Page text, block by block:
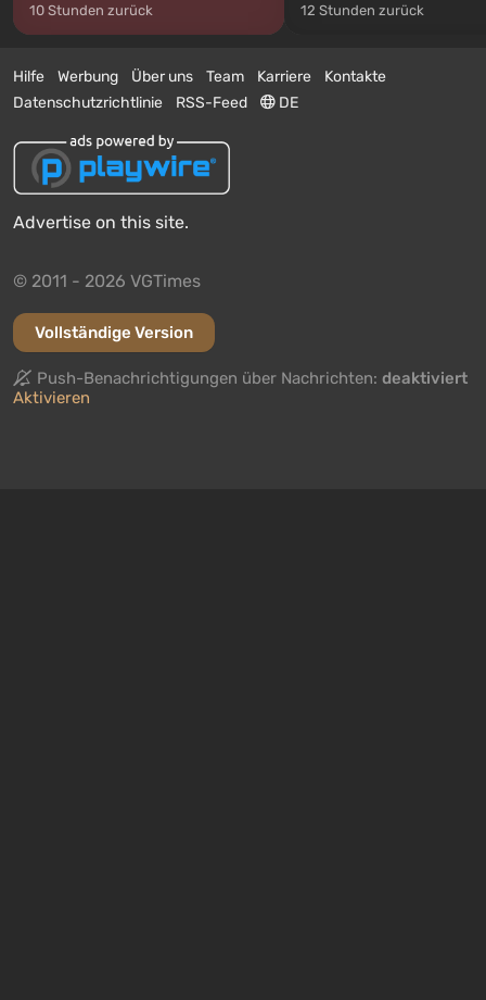
10 Stunden zurück 12 Stunden zurück
Hilfe Werbung Über uns Team Karriere
Kontakte
Datenschutzrichtlinie
RSS-Feed DE
Advertise on this site.
© 2011 - 2026 VGTimes
Vollständige Version
Push-Benachrichtigungen über Nachrichten: deaktiviert
Aktivieren